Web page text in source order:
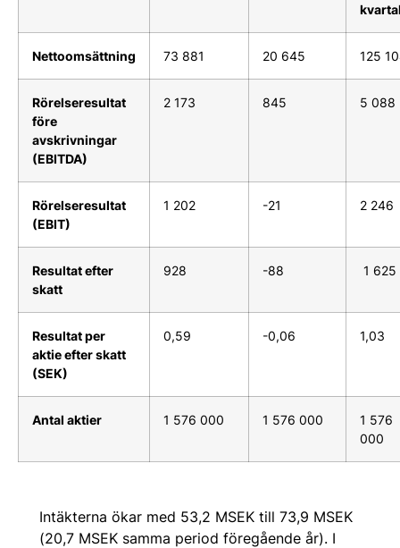
Nettoomsättning 73 881 20 645 125
Rörelseresultat
före
avskrivningar
(EBITDA)
2 173 845 5 088
Rörelseresultat
(EBIT)
1 202 -21 2 246
Resultat efter
skatt
928 -88 1 625
Resultat per
aktie efter skatt
(SEK)
0,59 -0,06 1,03
Antal aktier 1 576 000 1 576 000
1 576
000
Intäkterna ökar med 53,2 MSEK till 73,9 MSEK
(20,7 MSEK samma period föregående år). I